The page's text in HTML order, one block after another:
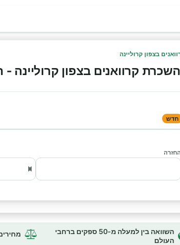
בצפון קרוליינה
קרוואנים בצפון קרוליינה -
חדש
השוואה בין למעלה מ-50 ספקים ברחבי
העולם